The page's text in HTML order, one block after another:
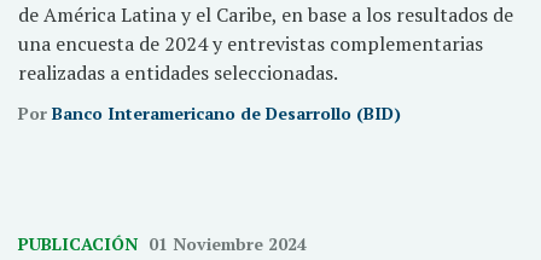
de América Latina y el Caribe, en base a los resultados de
una encuesta de 2024 y entrevistas complementarias
realizadas a entidades seleccionadas.
Por Banco Interamericano de Desarrollo (BID)
PUBLICACIÓN 01 Noviembre 2024